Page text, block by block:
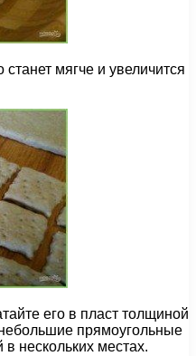
мягче и увеличится
его в пласт толщиной
прямоугольные
в нескольких местах.